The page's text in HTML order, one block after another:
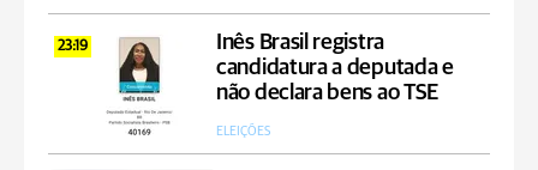
23:19
Inês Brasil registra
candidatura a deputada e
não declara bens ao TSE
ELEIÇÕES